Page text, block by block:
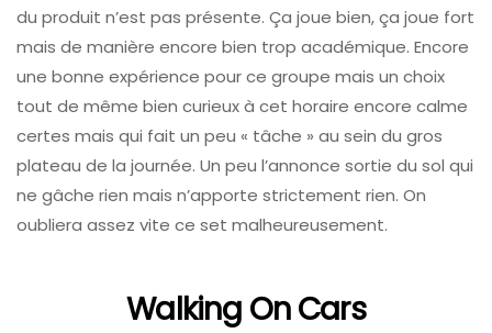
du produit n’est pas présente. Ça joue bien, ça joue fort
mais de manière encore bien trop académique. Encore
une bonne expérience pour ce groupe mais un choix
tout de même bien curieux à cet horaire encore calme
certes mais qui fait un peu « tâche » au sein du gros
plateau de la journée. Un peu l’annonce sortie du sol qui
ne gâche rien mais n’apporte strictement rien. On
oubliera assez vite ce set malheureusement.
Walking On Cars